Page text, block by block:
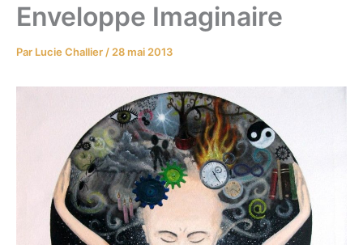
Enveloppe Imaginaire
Par Lucie Challier / 28 mai 2013